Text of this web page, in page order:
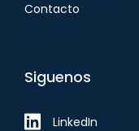
Contacto
Siguenos
LinkedIn